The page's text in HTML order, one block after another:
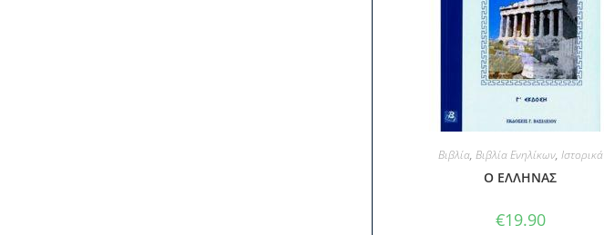
Βιβλία, Βιβλία Ενηλίκων, Ιστορικά
Ο ΕΛΛΗΝΑΣ
€19.90